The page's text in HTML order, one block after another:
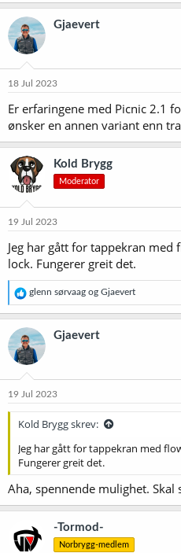
Gjaevert
18 Jul 2023
Er erfaringene med Picnic 2.1
ønsker en annen variant enn
Kold Brygg
Moderator
19 Jul 2023
Jeg har gått for tappekran
lock. Fungerer greit det.
R
e
a
k
s
j
o
e
glenn sørvaag og Gjaevert
Gjaevert
19 Jul 2023
Kold Brygg skrev:
Jeg har gått for tappekran med
Fungerer greit det.
Aha, spennende mulighet. Skal
-Tormod-
Norbrygg-medlem